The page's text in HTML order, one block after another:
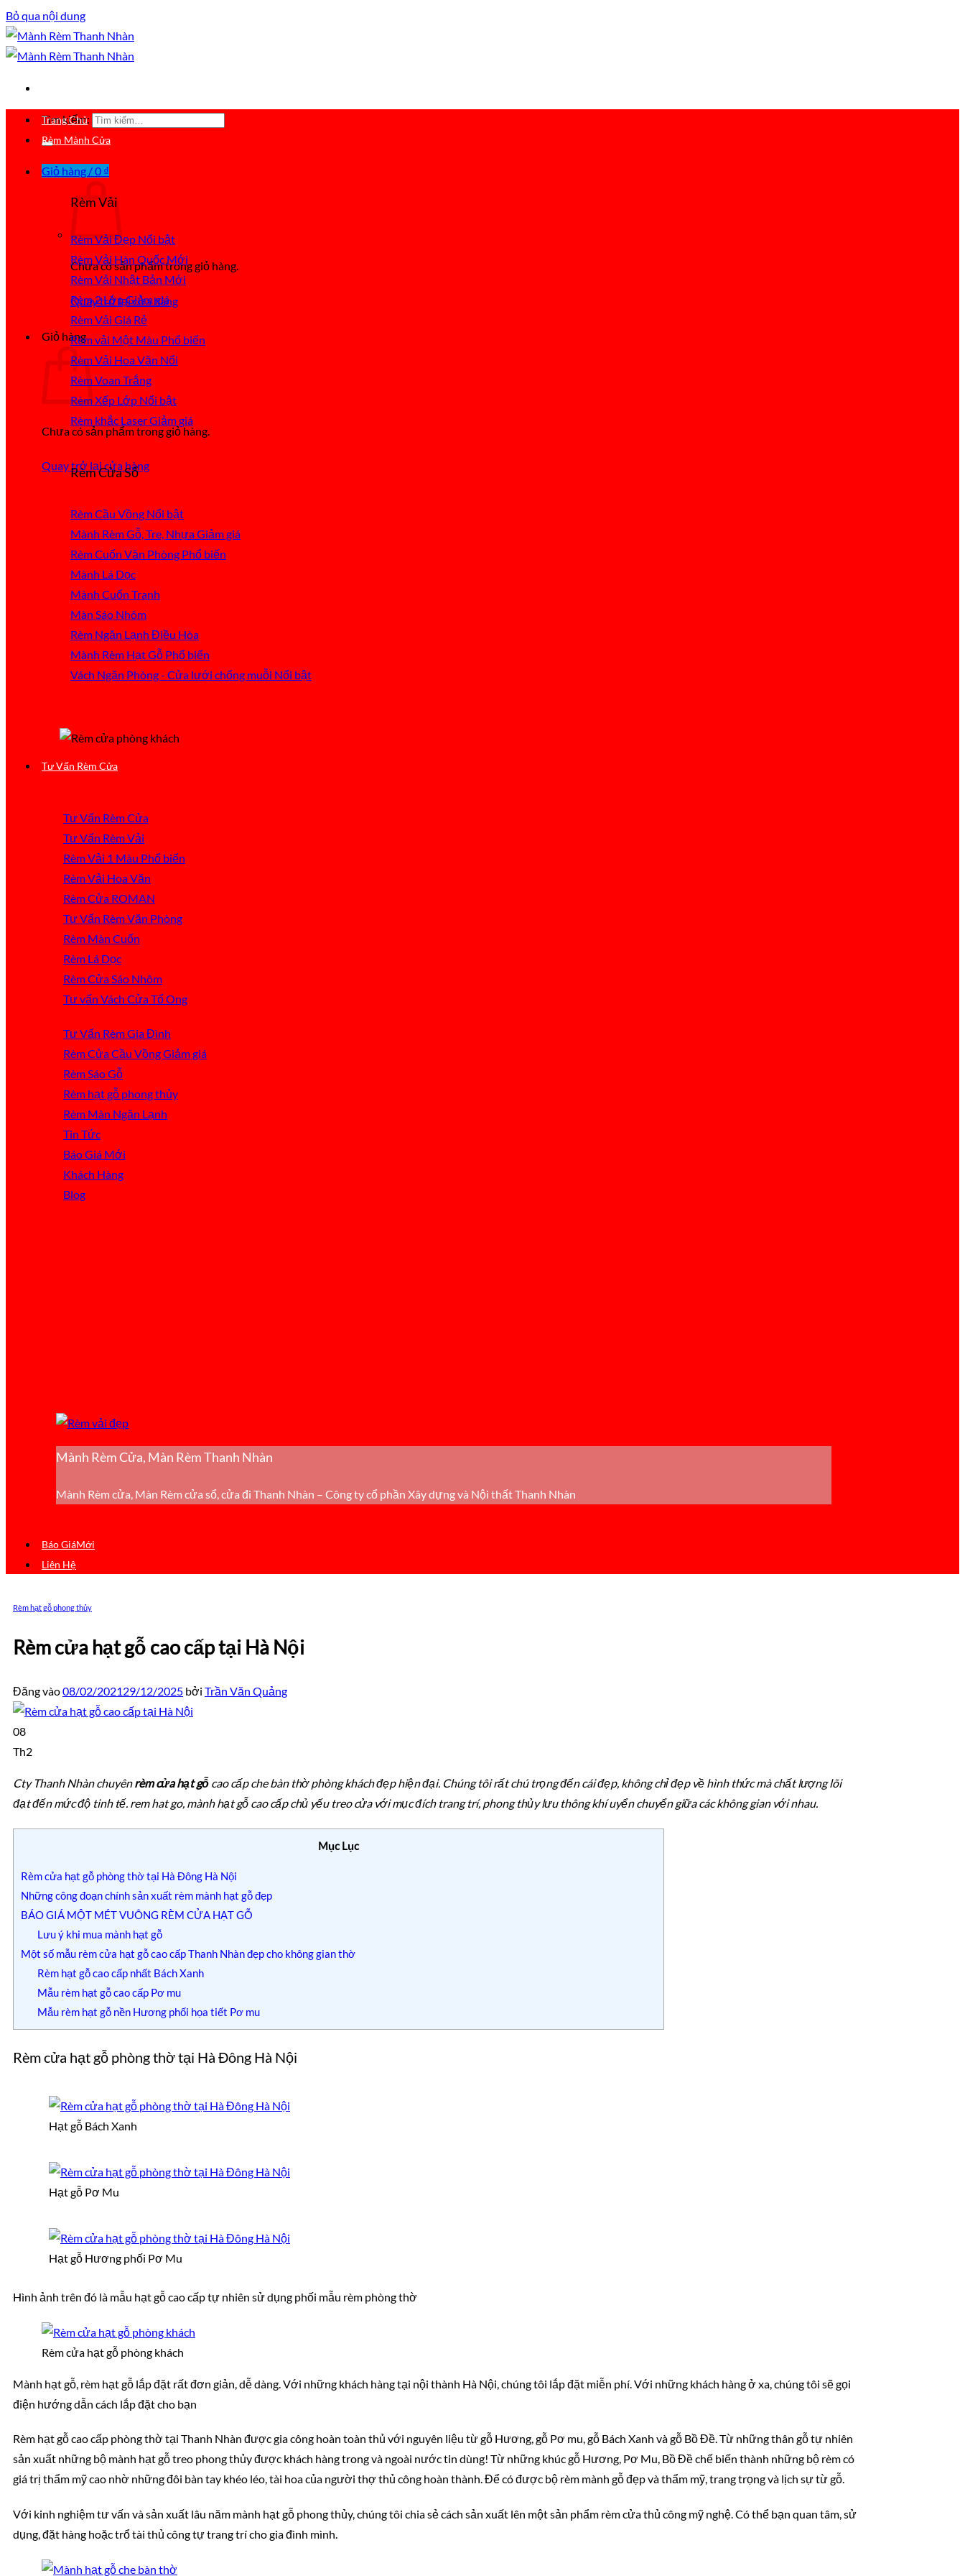
Bỏ qua nội dung
Tìm kiếm:
Giỏ hàng /0 ₫
Chưa có sản phẩm trong giỏ hàng.
Quay trở lại cửa hàng
Giỏ hàng
Chưa có sản phẩm trong giỏ hàng.
Quay trở lại cửa hàng
Trang Chủ
Rèm Mành Cửa
Rèm Vải
Rèm Vải Đẹp
Rèm Vải Hàn Quốc
Rèm Vải Nhật Bản
Rèm 2 Lớp
Rèm Vải Giá Rẻ
Rèm vải Một Màu
Rèm Vải Hoa Văn Nổi
Rèm Voan Trắng
Rèm Xếp Lớp
Rèm khắc Laser
Rèm Cửa Sổ
Rèm Cầu Vồng
Mành Rèm Gỗ, Tre, Nhựa
Rèm Cuốn Văn Phòng
Mành Lá Dọc
Mành Cuốn Tranh
Màn Sáo Nhôm
Rèm Ngăn Lạnh Điều Hòa
Mành Rèm Hạt Gỗ
Vách Ngăn Phòng - Cửa lưới chống muỗi
Tư Vấn Rèm Cửa
Tư Vấn Rèm Cửa
Tư Vấn Rèm Vải
Rèm Vải 1 Màu
Rèm Vải Hoa Văn
Rèm Cửa ROMAN
Tư Vấn Rèm Văn Phòng
Rèm Màn Cuốn
Rèm Lá Dọc
Rèm Cửa Sáo Nhôm
Tư vấn Vách Cửa Tổ Ong
Tư Vấn Rèm Gia Đình
Rèm Cửa Cầu Vồng
Rèm Sáo Gỗ
Rèm hạt gỗ phong thủy
Rèm Màn Ngăn Lạnh
Tin Tức
Báo Giá
Khách Hàng
Blog
Mành Rèm Cửa, Màn Rèm Thanh Nhàn
Mành Rèm cửa, Màn Rèm cửa sổ, cửa đi Thanh Nhàn – Công ty cổ phần Xây dựng và Nội thất Thanh Nhàn
Báo Giá
Liên Hệ
Rèm hạt gỗ phong thủy
Rèm cửa hạt gỗ cao cấp tại Hà Nội
Đăng vào08/02/202129/12/2025 bởi Trần Văn Quảng
08
Th2
Cty Thanh Nhàn chuyênrèm cửa hạt gỗ cao cấp che bàn thờ phòng khách đẹp hiện đại. Chúng tôi rất chú trọng đến cái đẹp, không chỉ đẹp về hình thức mà chất lượng lõi
đạt đến mức độ tinh tế. rem hat go, mành hạt gỗ cao cấp chủ yếu treo cửa với mục đích trang trí, phong thủy lưu thông khí uyển chuyển giữa các không gian với nhau.
Mục Lục
Rèm cửa hạt gỗ phòng thờ tại Hà Đông Hà Nội
Những công đoạn chính sản xuất rèm mành hạt gỗ đẹp
BÁO GIÁ MỘT MÉT VUÔNG RÈM CỬA HẠT GỖ
Lưu ý khi mua mành hạt gỗ
Một số mẫu rèm cửa hạt gỗ cao cấp Thanh Nhàn đẹp cho không gian thờ
Rèm hạt gỗ cao cấp nhất Bách Xanh
Mẫu rèm hạt gỗ cao cấp Pơ mu
Mẫu rèm hạt gỗ nền Hương phối họa tiết Pơ mu
Rèm cửa hạt gỗ phòng thờ tại Hà Đông Hà Nội
Hạt gỗ Bách Xanh
Hạt gỗ Pơ Mu
Hạt gỗ Hương phối Pơ Mu
Hình ảnh trên đó là mẫu hạt gỗ cao cấp tự nhiên sử dụng phối mẫu rèm phòng thờ
Rèm cửa hạt gỗ phòng khách
Mành hạt gỗ, rèm hạt gỗ lắp đặt rất đơn giản, dễ dàng. Với những khách hàng tại nội thành Hà Nội, chúng tôi lắp đặt miễn phí. Với những khách hàng ở xa, chúng tôi sẽ gọi
điện hướng dẫn cách lắp đặt cho bạn
Rèm hạt gỗ cao cấp phòng thờ tại Thanh Nhàn được gia công hoàn toàn thủ với nguyên liệu từ gỗ Hương, gỗ Pơ mu, gỗ Bách Xanh và gỗ Bồ Đề. Từ những thân gỗ tự nhiên
sản xuất những bộ mành hạt gỗ treo phong thủy được khách hàng trong và ngoài nước tin dùng! Từ những khúc gỗ Hương, Pơ Mu, Bồ Đề chế biến thành những bộ rèm có
giá trị thẩm mỹ cao nhờ những đôi bàn tay khéo léo, tài hoa của người thợ thủ công hoàn thành. Để có được bộ rèm mành gỗ đẹp và thẩm mỹ, trang trọng và lịch sự từ gỗ.
Với kinh nghiệm tư vấn và sản xuất lâu năm mành hạt gỗ phong thủy, chúng tôi chia sẻ cách sản xuất lên một sản phẩm rèm cửa thủ công mỹ nghệ. Có thể bạn quan tâm, sử
dụng, đặt hàng hoặc trổ tài thủ công tự trang trí cho gia đình mình.